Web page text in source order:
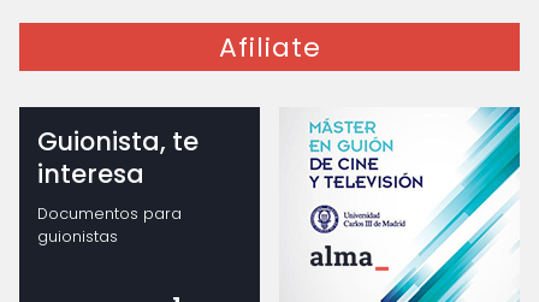
Afiliate
Guionista, te
interesa
Documentos para
guionistas